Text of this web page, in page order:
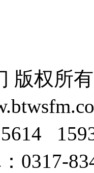
版权所
0317-